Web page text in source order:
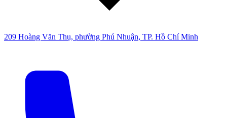
209 Hoàng Văn Thụ, phường Phú Nhuận, TP. Hồ Chí Minh